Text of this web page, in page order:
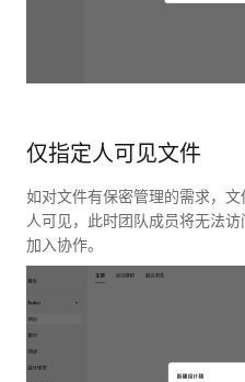
仅指定人可见文件
如对文件有保密管理的需求，
人可见，此时团队成员将无法
加入协作。